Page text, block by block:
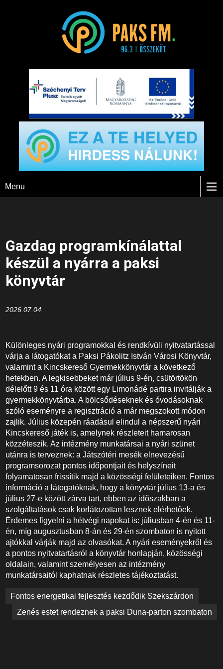
Paks FM
Menu
Gazdag programkínálattal
készül a nyárra a paksi
könyvtár
2026.07.04.
Különleges nyári programokkal és rendkívüli nyitvatartással
várja a látogatókat a Paksi Pákolitz István Városi Könyvtár,
valamint a Kincskereső Gyermekkönyvtár a következő
hetekben. A legkisebbeket már július 9-én, csütörtökön
délelőtt 9 és 11 óra között egy Limonádé partira invitálják a
gyermekkönyvtárba. A bölcsődéseknek és óvodásoknak
szóló eseményre a regisztráció a már megszokott módon
zajlik. Július közepén ráadásul elindul a népszerű nyári
Kincskereső játék is, amelynek részleteit hamarosan
közzéteszik. Az intézmény munkatársai a nyári szünet
utánra is terveznek: a Játszótéri mesék elnevezésű
programsorozat pontos időpontjait és helyszíneit
folyamatosan frissítik majd a közösségi felületeiken. Fontos
információ a látogatóknak, hogy a könyvtár július 13-a és
július 27-e között zárva tart, ebben az időszakban a
szolgáltatások csak korlátozottan lesznek elérhetőek.
Érdemes figyelni a hétvégi napokat is: júliusban 4-én és 11-
én, míg augusztusban 8-án és 29-én szombaton is nyitott
ajtókkal várják majd az olvasókat. A nyári eseményekről és
a pontos nyitvatartásról a könyvtár honlapján, közösségi
oldalain, valamint személyesen az intézmény
munkatársaitól kaphatnak részletes tájékoztatást.
Bejegyzés
navigáció
Fontos energetikai fejlesztés kezdődik Szekszárdon
Zenés estet rendeznek a paksi Duna-parton szombaton